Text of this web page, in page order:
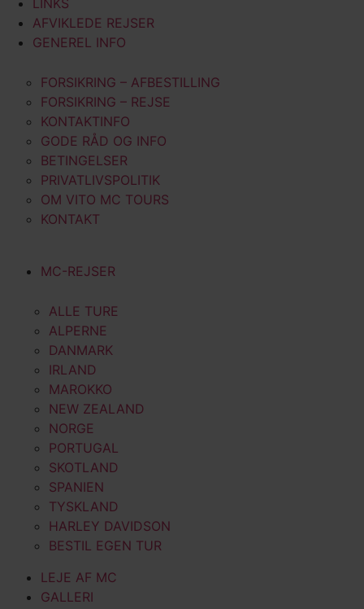
LINKS
AFVIKLEDE REJSER
GENEREL INFO
FORSIKRING – AFBESTILLING
FORSIKRING – REJSE
KONTAKTINFO
GODE RÅD OG INFO
BETINGELSER
PRIVATLIVSPOLITIK
OM VITO MC TOURS
KONTAKT
MC-REJSER
ALLE TURE
ALPERNE
DANMARK
IRLAND
MAROKKO
NEW ZEALAND
NORGE
PORTUGAL
SKOTLAND
SPANIEN
TYSKLAND
HARLEY DAVIDSON
BESTIL EGEN TUR
LEJE AF MC
GALLERI